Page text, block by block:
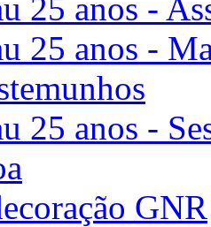
25 anos -
25 anos -
25 anos -
GNR